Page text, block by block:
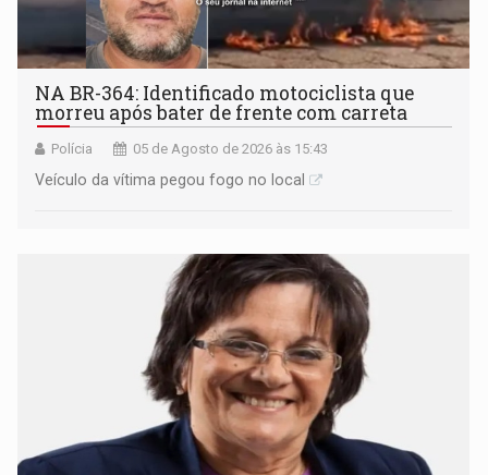
NA BR-364: Identificado motociclista que
morreu após bater de frente com carreta
Polícia 05 de Agosto de 2026 às 15:43
Veículo da vítima pegou fogo no local